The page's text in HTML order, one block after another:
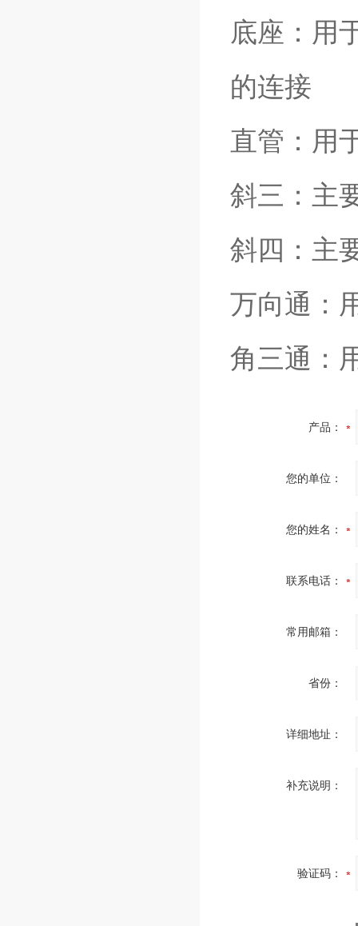
底座：用
的连接
直管：用
斜三：主
斜四：主
万向通：
角三通：
产品：
您的单位：
您的姓名：
联系电话：
常用邮箱：
省份：
详细地址：
补充说明：
验证码：